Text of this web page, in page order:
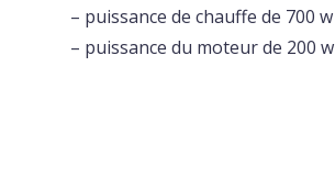
– puissance de chauffe de 700 w
– puissance du moteur de 200 w